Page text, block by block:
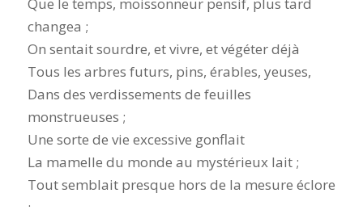
changea ;
On sentait sourdre, et vivre, et végéter déjà
Tous les arbres futurs, pins, érables, yeuses,
Dans des verdissements de feuilles
monstrueuses ;
Une sorte de vie excessive gonflait
La mamelle du monde au mystérieux lait ;
Tout semblait presque hors de la mesure éclore